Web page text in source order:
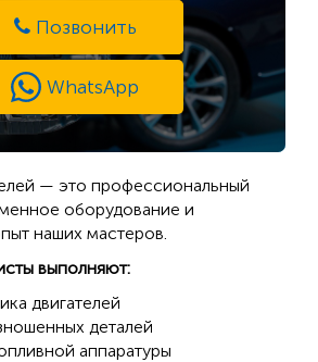
Позвонить
WhatsApp
— это профессиональный
оборудование и
наших мастеров.
выполняют:
двигателей
деталей
аппаратуры